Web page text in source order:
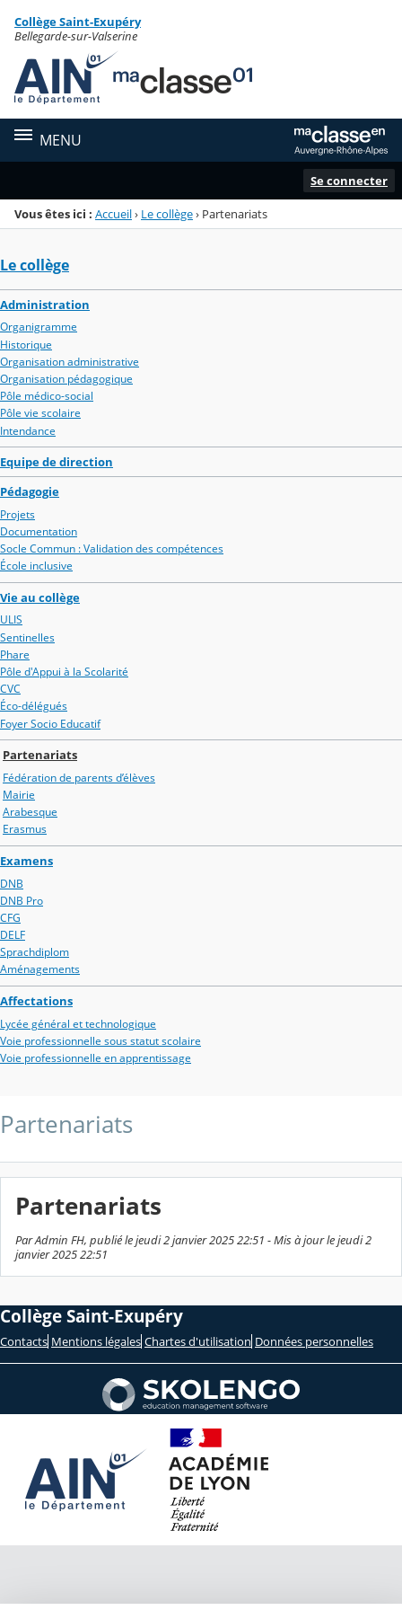
Menu de la rubrique
Contenu
Collège Saint-Exupéry
Bellegarde-sur-Valserine
MENU
Se connecter
Vous êtes ici : Accueil› Le collège› Partenariats
Le collège
Administration
Organigramme
Historique
Organisation administrative
Organisation pédagogique
Pôle médico-social
Pôle vie scolaire
Intendance
Equipe de direction
Pédagogie
Projets
Documentation
Socle Commun : Validation des compétences
École inclusive
Vie au collège
ULIS
Sentinelles
Phare
Pôle d'Appui à la Scolarité
CVC
Éco-délégués
Foyer Socio Educatif
Partenariats
Fédération de parents d’élèves
Mairie
Arabesque
Erasmus
Examens
DNB
DNB Pro
CFG
DELF
Sprachdiplom
Aménagements
Affectations
Lycée général et technologique
Voie professionnelle sous statut scolaire
Voie professionnelle en apprentissage
Partenariats
Partenariats
Par Admin FH, publié le jeudi 2 janvier 2025 22:51 - Mis à jour le jeudi 2
janvier 2025 22:51
Collège Saint-Exupéry
Contacts Mentions légales Chartes d'utilisation Données personnelles